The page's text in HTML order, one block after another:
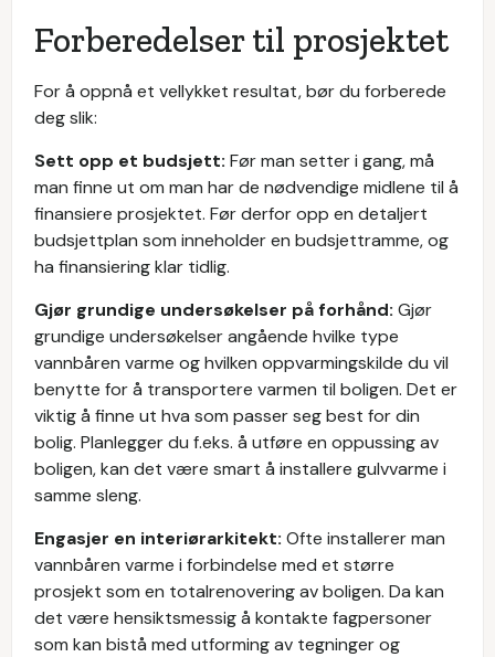
Forberedelser til prosjektet
For å oppnå et vellykket resultat, bør du forberede
deg slik:
Sett opp et budsjett: Før man setter i gang, må
man finne ut om man har de nødvendige midlene til å
finansiere prosjektet. Før derfor opp en detaljert
budsjettplan som inneholder en budsjettramme, og
ha finansiering klar tidlig.
Gjør grundige undersøkelser på forhånd: Gjør
grundige undersøkelser angående hvilke type
vannbåren varme og hvilken oppvarmingskilde du vil
benytte for å transportere varmen til boligen. Det er
viktig å finne ut hva som passer seg best for din
bolig. Planlegger du f.eks. å utføre en oppussing av
boligen, kan det være smart å installere gulvvarme i
samme sleng.
Engasjer en interiørarkitekt: Ofte installerer man
vannbåren varme i forbindelse med et større
prosjekt som en totalrenovering av boligen. Da kan
det være hensiktsmessig å kontakte fagpersoner
som kan bistå med utforming av tegninger og